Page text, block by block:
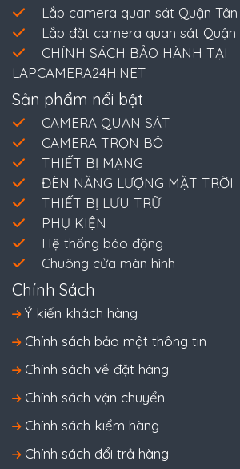
Lắp camera quan sát Quận
Lắp đặt camera quan sát Quận
CHÍNH SÁCH BẢO HÀNH TẠI
LAPCAMERA24H.NET
Sản phẩm nổi bật
CAMERA QUAN SÁT
CAMERA TRỌN BỘ
THIẾT BỊ MẠNG
ĐÈN NĂNG LƯỢNG MẶT TRỜI
THIẾT BỊ LƯU TRỮ
PHỤ KIỆN
Hệ thống báo động
Chuông cửa màn hình
Chính Sách
Ý kiến khách hàng
Chính sách bảo mật thông tin
Chính sách về đặt hàng
Chính sách vận chuyển
Chính sách kiểm hàng
Chính sách đổi trả hàng